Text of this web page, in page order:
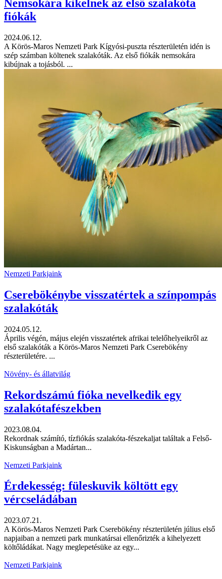
Nemsokára kikelnek az első szalakóta
fiókák
2024.06.12.
A Körös-Maros Nemzeti Park Kígyósi-puszta részterületén idén is
szép számban költenek szalakóták. Az első fiókák nemsokára
kibújnak a tojásból. ...
Nemzeti Parkjaink
Cserebökénybe visszatértek a színpompás
szalakóták
2024.05.12.
Április végén, május elején visszatértek afrikai telelőhelyeikről az
első szalakóták a Körös-Maros Nemzeti Park Cserebökény
részterületére. ...
Növény- és állatvilág
Rekordszámú fióka nevelkedik egy
szalakótafészekben
2023.08.04.
Rekordnak számító, tízfiókás szalakóta-fészekaljat találtak a Felső-
Kiskunságban a Madártan...
Nemzeti Parkjaink
Érdekesség: füleskuvik költött egy
vércseládában
2023.07.21.
A Körös-Maros Nemzeti Park Cserebökény részterületén július első
napjaiban a nemzeti park munkatársai ellenőrizték a kihelyezett
költőládákat. Nagy meglepetésüke az egy...
Nemzeti Parkjaink